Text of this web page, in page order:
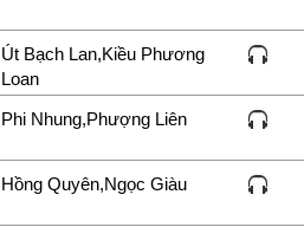
Út Bạch Lan,Kiều Phương
Loan
Phi Nhung,Phượng Liên
Hồng Quyên,Ngọc Giàu